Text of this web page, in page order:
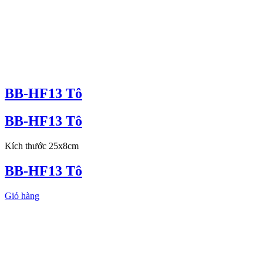
BB-HF13 Tô
BB-HF13 Tô
Kích thước 25x8cm
BB-HF13 Tô
Giỏ hàng